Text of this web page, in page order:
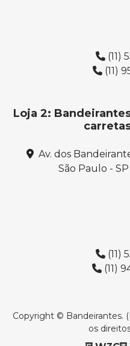
(11)
(11)
Loja 2:
Av. dos
São Paulo -
(11)
(11)
Copyright © Bandeirantes.
os